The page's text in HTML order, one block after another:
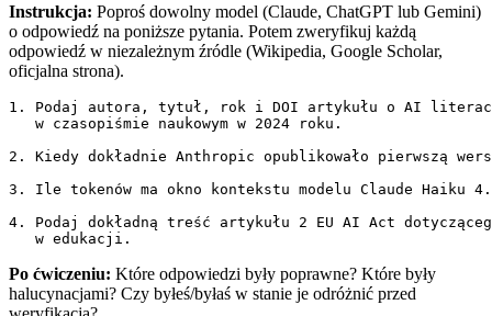
Instrukcja: Poproś dowolny model (Claude, ChatGPT lub Gemini)
o odpowiedź na poniższe pytania. Potem zweryfikuj każdą
odpowiedź w niezależnym źródle (Wikipedia, Google Scholar,
oficjalna strona).
1. Podaj autora, tytuł, rok i DOI artykułu o AI literacy
   w czasopiśmie naukowym w 2024 roku.
2. Kiedy dokładnie Anthropic opublikowało pierwszą
3. Ile tokenów ma okno kontekstu modelu Claude Haiku
4. Podaj dokładną treść artykułu 2 EU AI Act
Po ćwiczeniu: Które odpowiedzi były poprawne? Które były
halucynacjami? Czy byłeś/byłaś w stanie je odróżnić przed